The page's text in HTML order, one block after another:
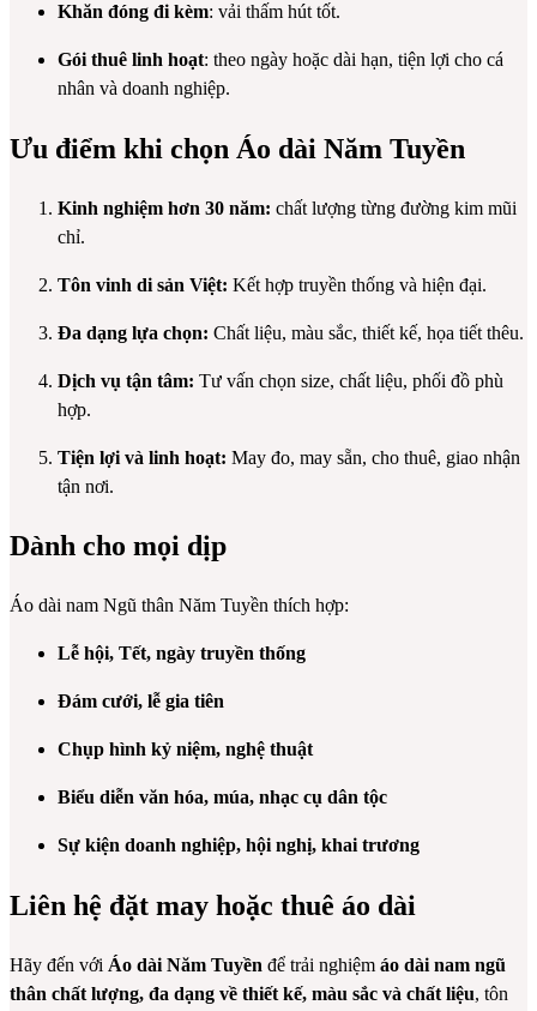
Khăn đóng đi kèm: vải thấm hút tốt.
Gói thuê linh hoạt: theo ngày hoặc dài hạn, tiện lợi cho cá
nhân và doanh nghiệp.
Ưu điểm khi chọn Áo dài Năm Tuyền
Kinh nghiệm hơn 30 năm: chất lượng từng đường kim mũi
chỉ.
Tôn vinh di sản Việt: Kết hợp truyền thống và hiện đại.
Đa dạng lựa chọn: Chất liệu, màu sắc, thiết kế, họa tiết thêu.
Dịch vụ tận tâm: Tư vấn chọn size, chất liệu, phối đồ phù
hợp.
Tiện lợi và linh hoạt: May đo, may sẵn, cho thuê, giao nhận
tận nơi.
Dành cho mọi dịp
Áo dài nam Ngũ thân Năm Tuyền thích hợp:
Lễ hội, Tết, ngày truyền thống
Đám cưới, lễ gia tiên
Chụp hình kỷ niệm, nghệ thuật
Biểu diễn văn hóa, múa, nhạc cụ dân tộc
Sự kiện doanh nghiệp, hội nghị, khai trương
Liên hệ đặt may hoặc thuê áo dài
Hãy đến với Áo dài Năm Tuyền để trải nghiệm áo dài nam ngũ
thân chất lượng, đa dạng về thiết kế, màu sắc và chất liệu, tôn